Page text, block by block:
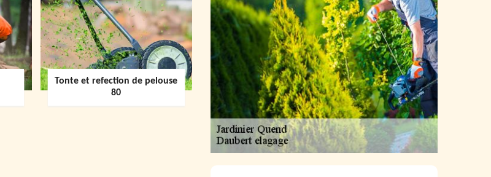
Tonte et refection de pelouse
80